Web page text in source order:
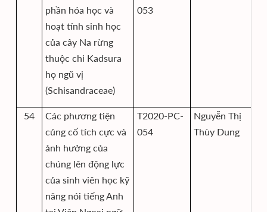
phần hóa học và
hoạt tính sinh học
của cây Na rừng
thuộc chi Kadsura
họ ngũ vị
(Schisandraceae)
053
54
Các phương tiện
củng cố tích cực và
ảnh hưởng của
chúng lên động lực
của sinh viên học kỹ
năng nói tiếng Anh
T2020-PC-
054
Nguyễn Thị
Thùy Dung